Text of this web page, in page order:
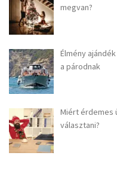
megvan?
Élmény
a párodnak
Miért érdemes
választani?